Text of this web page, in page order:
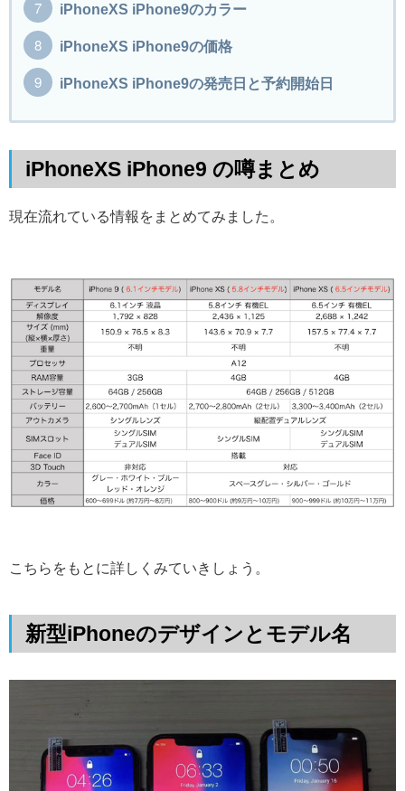
iPhoneXS iPhone9のカラー
iPhoneXS iPhone9の価格
iPhoneXS iPhone9の発売日と予約開始日
iPhoneXS iPhone9 の噂まとめ
現在流れている情報をまとめてみました。
こちらをもとに詳しくみていきしょう。
新型iPhoneのデザインとモデル名